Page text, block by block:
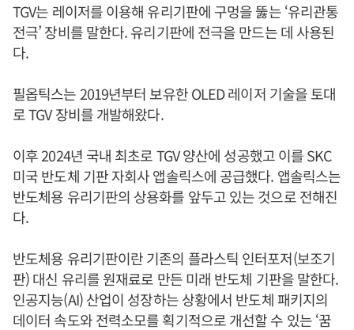
TGV는 레이저를 이용해 유리기판에 구멍을 뚫는 ‘유리관통
전극’ 장비를 말한다. 유리기판에 전극을 만드는 데 사용된
다.
필옵틱스는 2019년부터 보유한 OLED 레이저 기술을 토대
로 TGV 장비를 개발해왔다.
이후 2024년 국내 최초로 TGV 양산에 성공했고 이를 SKC
미국 반도체 기판 자회사 앱솔릭스에 공급했다. 앱솔릭스는
반도체용 유리기판의 상용화를 앞두고 있는 것으로 전해진
다.
반도체용 유리기판이란 기존의 플라스틱 인터포저(보조기
판) 대신 유리를 원재료로 만든 미래 반도체 기판을 말한다.
인공지능(AI) 산업이 성장하는 상황에서 반도체 패키지의
데이터 속도와 전력소모를 획기적으로 개선할 수 있는 ‘꿈